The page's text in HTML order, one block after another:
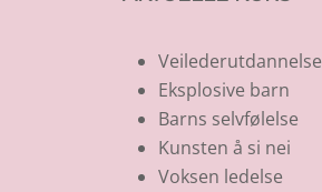
Veilederutdannelse
Eksplosive barn
Barns selvfølelse
Kunsten å si nei
Voksen ledelse